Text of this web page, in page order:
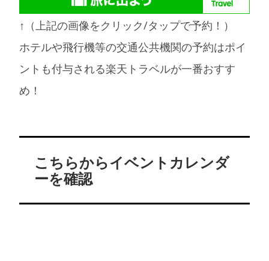
↑（上記の画像をクリック/タップで予約！）
ホテルや飛行機等の交通公共機関の予約はポイ
ントも付与される楽天トラベルが一番おすす
め！
こちらからイベントカレンダ
ーを確認